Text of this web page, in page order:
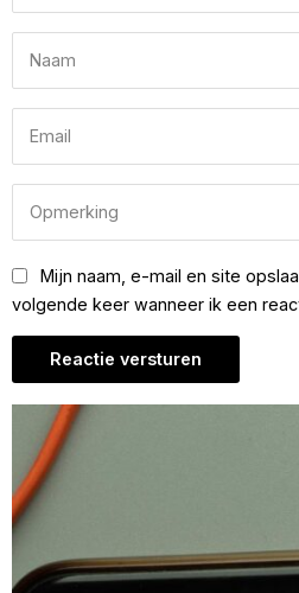
Mijn naam, e-mail en site
volgende keer wanneer ik een